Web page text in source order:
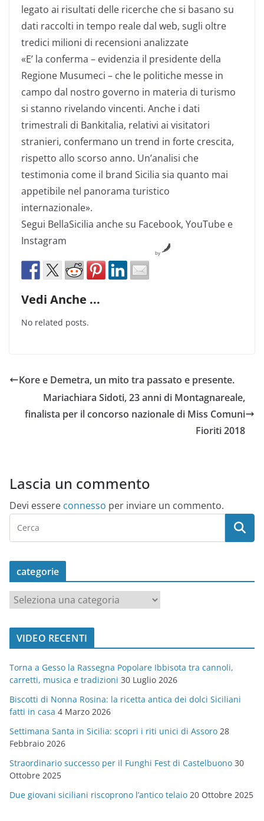
legato ai risultati delle ricerche che si basano su
dati raccolti in tempo reale dal web, sugli oltre
tredici milioni di recensioni analizzate
«E’ la conferma – evidenzia il presidente della
Regione Musumeci – che le politiche messe in
campo dal nostro governo in materia di turismo
si stanno rivelando vincenti. Anche i dati
trimestrali di Bankitalia, relativi ai visitatori
stranieri, confermano un trend in forte crescita,
rispetto allo scorso anno. Un’analisi che
testimonia come il brand Sicilia sia quanto mai
appetibile nel panorama turistico
internazionale».
Segui BellaSicilia anche su Facebook, YouTube e
Instagram
by
Vedi Anche ...
No related posts.
Kore e Demetra, un mito tra passato e presente.
Mariachiara Sidoti, 23 anni di Montagnareale,
finalista per il concorso nazionale di Miss Comuni
Fioriti 2018
Lascia un commento
Devi essere connesso per inviare un commento.
categorie
a
t
o
r
i
e
VIDEO RECENTI
Torna a Gesso la Rassegna Popolare Ibbisota tra cannoli,
carretti, musica e tradizioni 30 Luglio 2026
Biscotti di Nonna Rosina: la ricetta antica dei dolci Siciliani
fatti in casa 4 Marzo 2026
Settimana Santa in Sicilia: scopri i riti unici di Assoro 28
Febbraio 2026
Straordinario successo per il Funghi Fest di Castelbuono 30
Ottobre 2025
Due giovani siciliani riscoprono l’antico telaio 20 Ottobre 2025